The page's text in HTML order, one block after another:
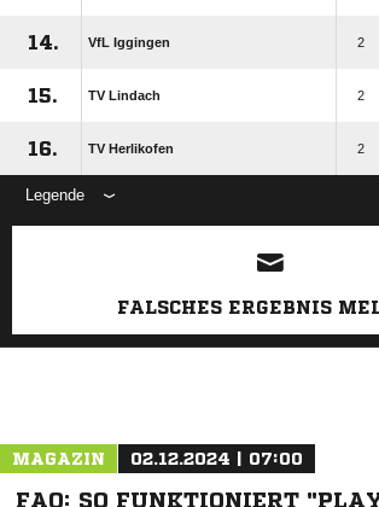
14. VfL Iggingen 2
15. TV Lindach 2
16. TV Herlikofen 2
Legende
ANZEIGE
FALSCHES ERGEBNIS
MAGAZIN 02.12.2024 | 07:00
FAQ: SO FUNKTIONIERT